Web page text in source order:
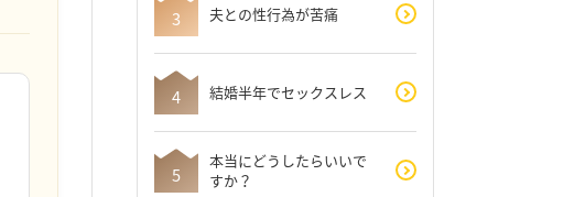
夫との性行為が苦痛
結婚半年でセックスレス
本当にどうしたらいいで
すか？